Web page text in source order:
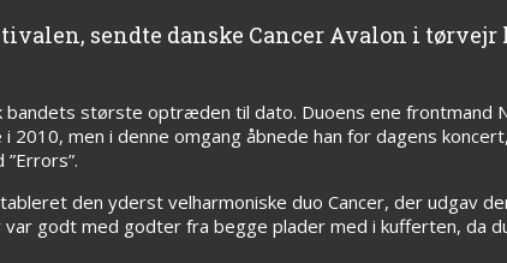
sendte danske Cancer Avalon i
bandets største optræden til dato. Duoens ene frontmand
2010, men i denne omgang åbnede han for dagens
den yderst velharmoniske duo Cancer, der udgav
var godt med godter fra begge plader med i kufferten, da